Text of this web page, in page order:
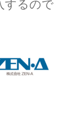
するので